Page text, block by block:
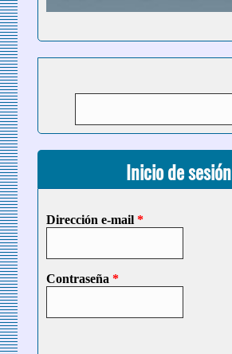
Inicio de sesión
Dirección e-mail *
Contraseña *